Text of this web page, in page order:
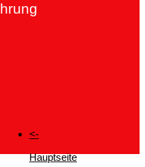
<-
Hauptseite